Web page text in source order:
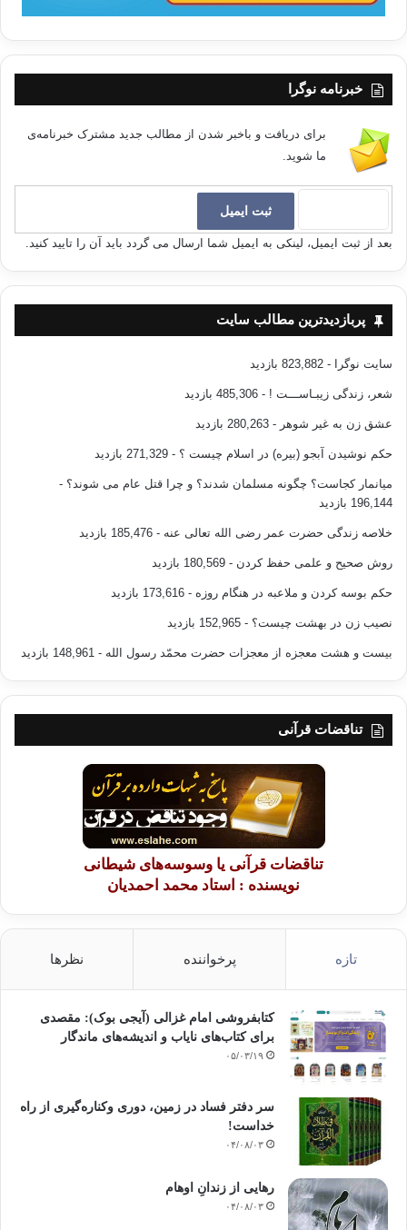
خبرنامه نوگرا
برای دریافت و باخبر شدن از مطالب جدید مشترک خبرنامه‌ی
ما شوید.
بعد از ثبت ایمیل، لینکی به ایمیل شما ارسال می گردد باید آن را تایید کنید.
پربازدیدترین مطالب سایت
سایت نوگرا - 823,882 بازدید
شعر، زندگی زیبـاســـت ! - 485,306 بازدید
عشق زن به غیر شوهر - 280,263 بازدید
حکم نوشیدن آبجو (بیره) در اسلام چیست ؟ - 271,329 بازدید
میانمار کجاست؟ چگونه مسلمان شدند؟ و چرا قتل عام می شوند؟ -
196,144 بازدید
خلاصه زندگی حضرت عمر رضی الله تعالی عنه - 185,476 بازدید
روش صحیح و علمی حفظ کردن - 180,569 بازدید
حکم بوسه کردن و ملاعبه در هنگام روزه - 173,616 بازدید
نصیب زن در بهشت چیست؟ - 152,965 بازدید
بیست و هشت معجزه از معجزات حضرت محمّد رسول الله - 148,961 بازدید
تناقضات قرآنی
تناقضات قرآنی یا وسوسه‌های شیطانی
نویسنده : استاد محمد احمدیان
تازه پرخواننده نظرها
کتابفروشی امام غزالی (آیجی بوک): مقصدی
برای کتاب‌های نایاب و اندیشه‌های ماندگار
۰۵/۰۳/۱۹
سر دفتر فساد در زمین‌، دوری وکناره‌گیری از راه
خداست‌!
۰۴/۰۸/۰۳
رهایی از زندانِ اوهام
۰۴/۰۸/۰۳